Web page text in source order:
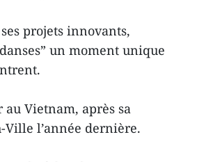
projets innovants,
un moment unique
Vietnam, après sa
Ville l’année dernière.